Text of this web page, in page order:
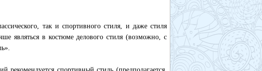
так и спортивного стиля, и даже стиля
являться в костюме делового стиля (возможно, с